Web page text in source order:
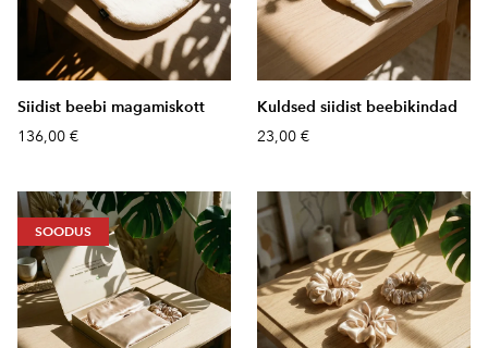
Siidist beebi magamiskott
136,00 €
Kuldsed siidist beebikindad
23,00 €
SOODUS